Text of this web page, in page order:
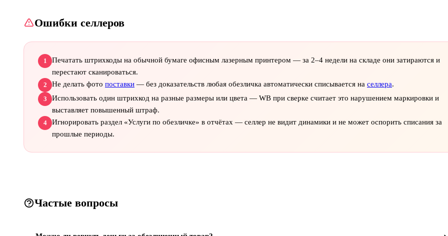
Ошибки селлеров
1
Печатать штрихкоды на обычной бумаге офисным лазерным принтером — за 2–4 недели на складе они затираются и
перестают сканироваться.
2 Не делать фото поставки — без доказательств любая обезличка автоматически списывается на селлера.
3
Использовать один штрихкод на разные размеры или цвета — WB при сверке считает это нарушением маркировки и
выставляет повышенный штраф.
4
Игнорировать раздел «Услуги по обезличке» в отчётах — селлер не видит динамики и не может оспорить списания за
прошлые периоды.
Частые вопросы